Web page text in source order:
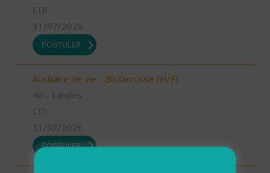
CDI
31/07/2026
POSTULER
Auxiliaire de vie - Biscarrosse (H/F)
40 - Landes
CDI
31/07/2026
POSTULER